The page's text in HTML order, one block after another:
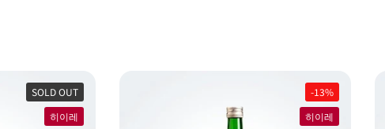
SOLD OUT
히이레
-13%
히이레